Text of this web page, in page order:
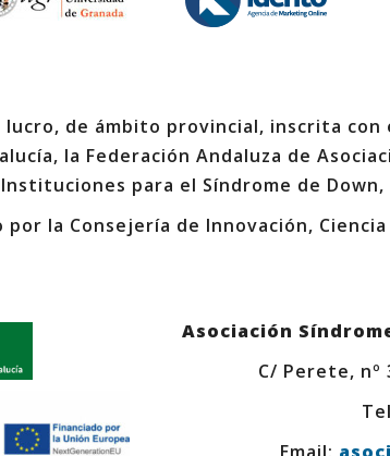
lucro, de ámbito provincial, inscrita
la Federación Andaluza de
para el Síndrome de Down,
la Consejería de Innovación, Ciencia
Asociación
C/ Perete, nº